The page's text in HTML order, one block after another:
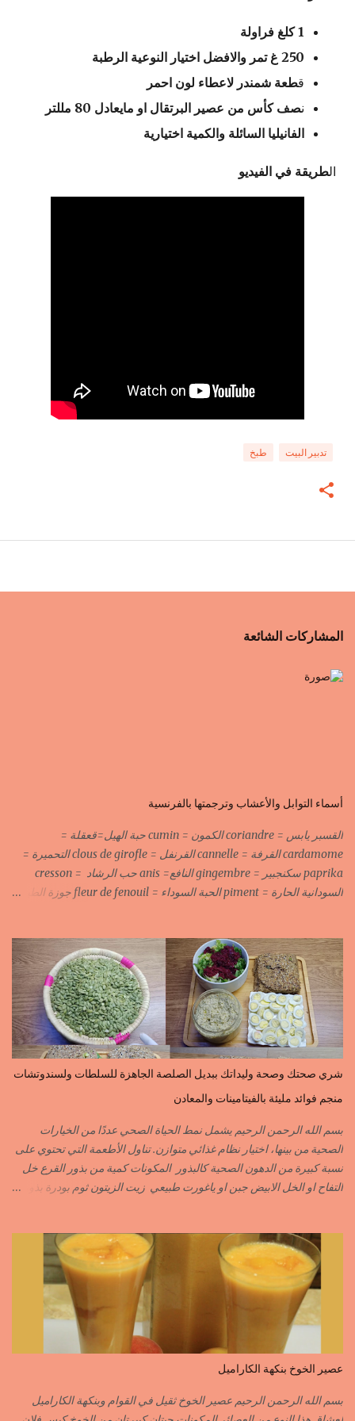
1 كلغ فراولة
250 غ تمر والافضل اختيار النوعية الرطبة
قطعة شمندر لاعطاء لون احمر
نصف كأس من عصير البرتقال او مايعادل 80 مللتر
الفانيليا السائلة والكمية اختيارية
الطريقة في الفيديو
تدبير البيت طبخ
المشاركات الشائعة
أسماء التوابل والأعشاب وترجمتها بالفرنسية
القسبر يابس = coriandre الكمون = cumin حبة الهيل=قعقلة =
cardamome القرفة = cannelle القرنفل = clous de girofle التحميرة =
paprika سكنجبير = gingembre النافع= anis حب الرشاد = cresson
السودانية الحارة = piment الحبة السوداء = fleur de fenouil جوزة الطيب
=nigelle اليبزار الأبيض=poivre blonc الخرقوم =safran des
indes=curcuma اليبزار الأسود=poivre noir زعفران=safran
جنجلان=grains de sésame الكبابة=cubèbe=piment de jamaique
بسيبيسة=macis الكوزة الصحراوية=maniguette عرق السوس=reglisse
لسان الطير=fruit de frène النافع نجيمات=badiane ظهر فلفل=poivre
long الفلفلة الحلوة……………PIMENT DOUX الفلفلة الحارة……………
PIMENT PIQUANT,FORT. سكين جبير……………….GINGEMBRE
القرفة……………………..CANNELLE الكمون…………………….CUMIN الفلفلة
الابزار………………………POIVRE راس الحانوت …………. RASS EL HANOUT
C’EST L ...
شري صحتك وصحة وليداتك ببديل الصلصة الجاهزة للسلطات ولسندوتشات
منجم فوائد مليئة بالفيتامينات والمعادن
بسم الله الرحمن الرحيم يشمل نمط الحياة الصحي عددًا من الخيارات
الصحية من بينها، اختيار نظام غذائي متوازن. تناول الأطعمة التي تحتوي على
نسبة كبيرة من الدهون الصحية كالبذور المكونات كمية من بذور القرع خل
التفاح او الخل الابيض جبن او ياغورت طبيعي زيت الزيتون ثوم بودرة بذور
si=EjD0K3Lgs58txUgM
عصير الخوخ بنكهة الكاراميل
بسم الله الرحمن الرحيم عصير الخوخ ثقيل في القوام وبنكهة الكاراميل